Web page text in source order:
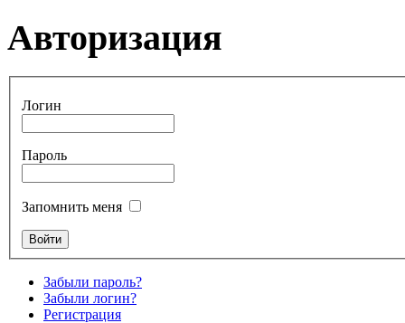
Авторизация
Логин
Пароль
Запомнить меня
Забыли пароль?
Забыли логин?
Регистрация